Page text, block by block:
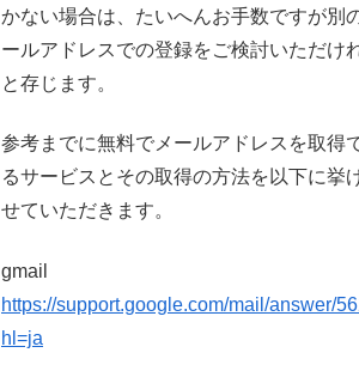
かない場合は、たいへんお手数ですが別
ールアドレスでの登録をご検討いただけ
と存じます。
参考までに無料でメールアドレスを取得
るサービスとその取得の方法を以下に挙
せていただきます。
gmail
https://support.google.com/mail/answer/
hl=ja